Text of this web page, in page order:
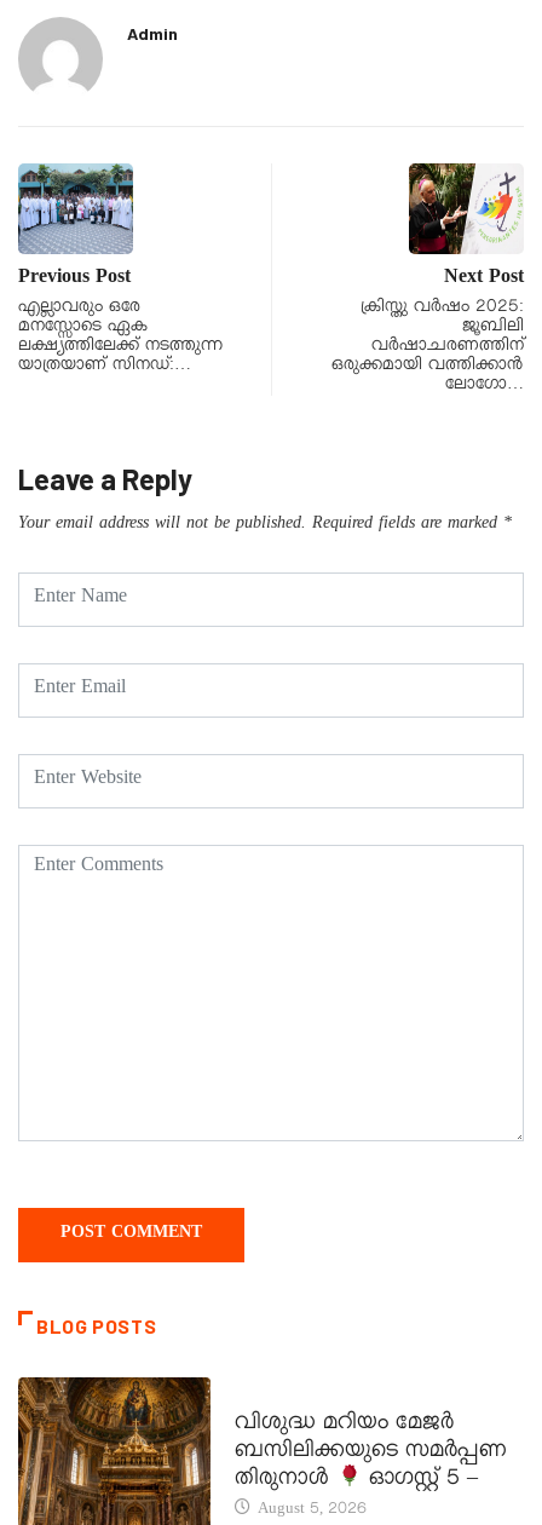
Admin
Previous Post
എല്ലാവരും ഒരേ
മനസ്സോടെ ഏക
ലക്ഷ്യത്തിലേക്ക് നടത്തുന്ന
യാത്രയാണ് സിനഡ്:…
Next Post
ക്രിസ്തു വര്‍ഷം 2025:
ജൂബിലി
വര്‍ഷാചരണത്തിന്
ഒരുക്കമായി വത്തിക്കാന്‍
ലോഗോ…
Leave a Reply
Your email address will not be published. Required fields are marked *
BLOG POSTS
വിശുദ്ധ മറിയം മേജർ
ബസിലിക്കയുടെ സമർപ്പണ
തിരുനാൾ
ഓഗസ്റ്റ് 5 –
August 5, 2026